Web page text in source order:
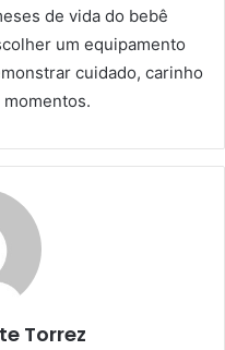
de vida do bebê
um equipamento
cuidado, carinho
Torrez